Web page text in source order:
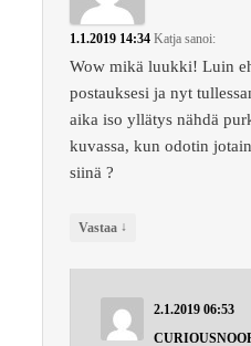
1.1.2019 14:34 Katja sanoi:
Wow mikä luukki! Luin
postauksesi ja nyt
aika iso yllätys nähdä
kuvassa, kun odotin
siinä ?
Vastaa ↓
2.1.2019 06:53